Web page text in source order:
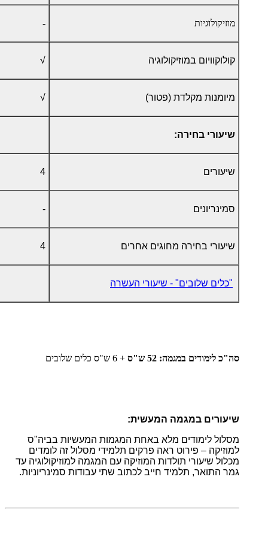
מוזיקולוגיות -
קולוקוויום במוזיקולוגיה √
מיומנות מקלדת (פטור) √
שיעורי בחירה:
שיעורים 4
סמינריונים -
שיעורי בחירה מחוגים אחרים 4
"כלים שלובים" - שיעורי העשרה
סה"כ לימודים במגמה: 52 ש"ס + 6 ש"ס כלים שלובים
שיעורים במגמה המעשית:
מסלול לימודים מלא באחת המגמות המעשיות בביה"ס
למוזיקה – פירוט ראה פרקים תלמידי מסלול זה לומדים
מכלול שיעורי תולדות המוזיקה עם המגמה למוזיקולוגיה עד
גמר התואר, תלמיד חייב לכתוב שתי עבודות סמינריוניות.